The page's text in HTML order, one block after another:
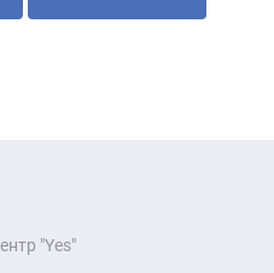
"Yes"